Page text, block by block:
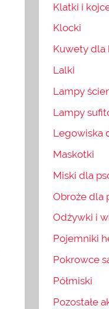
Klatki i
Klocki
Kuwety dla
Lalki
Lampy
Lampy
Legowiska
Maskotki
Miski dla
Obroże dla
Odżywki i
Pojemniki
Pokrowce
Półmiski
Pozostałe